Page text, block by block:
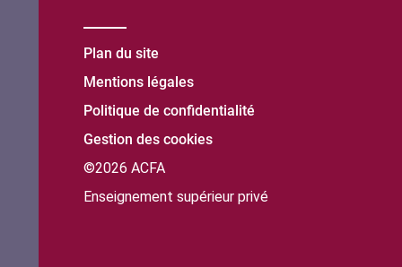
Plan du site
Mentions légales
Politique de confidentialité
Gestion des cookies
©2026 ACFA
Enseignement supérieur privé